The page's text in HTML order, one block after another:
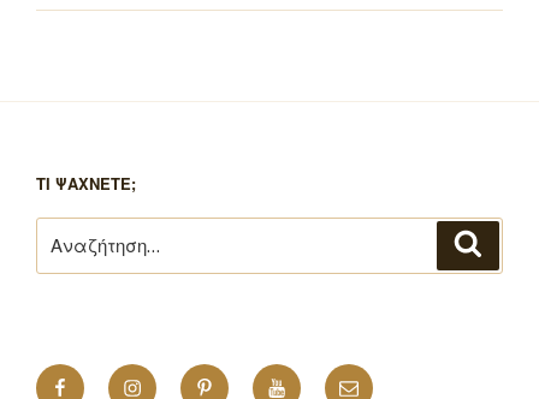
ΤΙ ΨΑΧΝΕΤΕ;
για:
FacebookInstagramPinterest YouTubeEmail